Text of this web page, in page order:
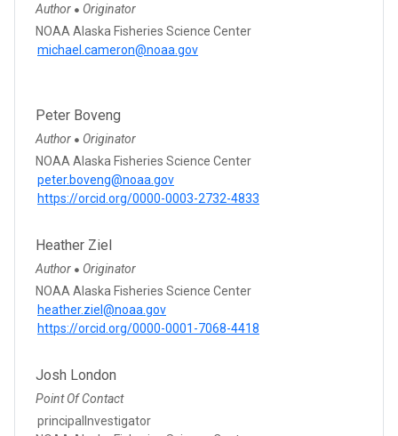
Author ● Originator
NOAA Alaska Fisheries Science Center
michael.cameron@noaa.gov
Peter Boveng
Author ● Originator
NOAA Alaska Fisheries Science Center
peter.boveng@noaa.gov
https://orcid.org/0000-0003-2732-4833
Heather Ziel
Author ● Originator
NOAA Alaska Fisheries Science Center
heather.ziel@noaa.gov
https://orcid.org/0000-0001-7068-4418
Josh London
Point Of Contact
principalInvestigator